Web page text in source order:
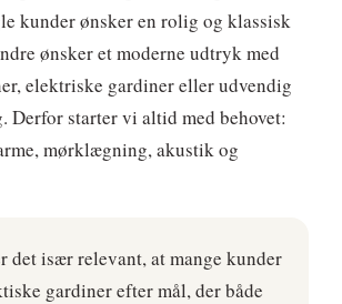
kunder ønsker en rolig og klassisk
ønsker et moderne udtryk med
elektriske gardiner eller udvendig
Derfor starter vi altid med behovet:
mørklægning, akustik og
det især relevant, at mange kunder
gardiner efter mål, der både